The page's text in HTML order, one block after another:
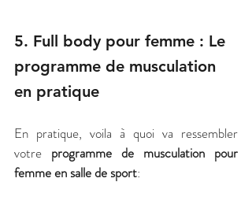
5. Full body pour femme : Le
programme de musculation
en pratique
En pratique, voila à quoi va ressembler
votre programme de musculation pour
femme en salle de sport: